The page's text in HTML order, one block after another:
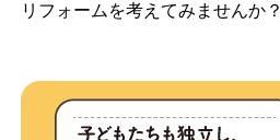
リフォームを考えてみませんか？